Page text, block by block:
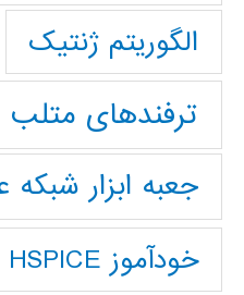
الگوریتم ژنتیک
ترفندهای متلب
جعبه ابزار
خودآموز HSPICE